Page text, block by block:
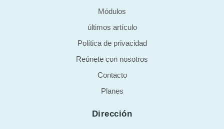
Módulos
últimos artículo
Política de privacidad
Reúnete con nosotros
Contacto
Planes
Dirección